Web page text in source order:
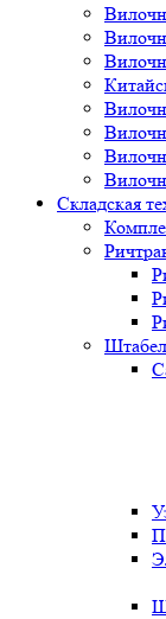
Складская